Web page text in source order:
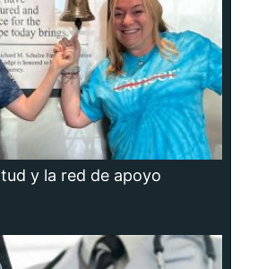
y la red de apoyo